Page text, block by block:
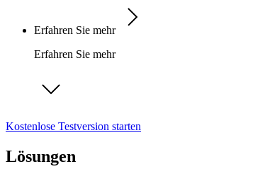
Erfahren Sie mehr
Erfahren Sie mehr
Kostenlose Testversion starten
Lösungen